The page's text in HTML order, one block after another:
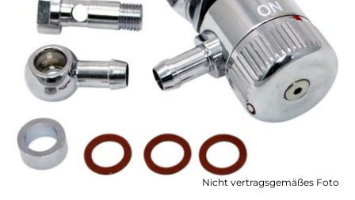
MOTORRADZUBEHÖR
MOTORRADGEPÄCK
SPEZIELLE ANGEBOTE UND SONDERAKTIONEN
GESCHENKKARTEN
Nicht vertragsgemäßes Foto